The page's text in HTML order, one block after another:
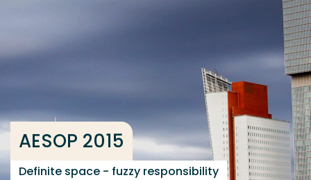
AESOP 2015
Definite space - fuzzy responsibility
Opleiding
Contact